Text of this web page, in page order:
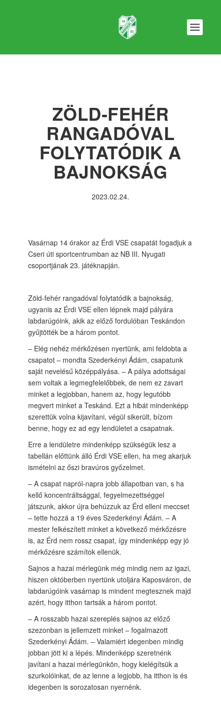
ZÖLD-FEHÉR
RANGADÓVAL
FOLYTATÓDIK A
BAJNOKSÁG
2023.02.24.
Vasárnap 14 órakor az Érdi VSE csapatát fogadjuk a
Cseri úti sportcentrumban az NB III. Nyugati
csoportjának 23. játéknapján.
Zöld-fehér rangadóval folytatódik a bajnokság,
ugyanis az Érdi VSE ellen lépnek majd pályára
labdarúgóink, akik az előző fordulóban Teskándon
gyűjtötték be a három pontot.
– Elég nehéz mérkőzésen nyertünk, ami feldobta a
csapatot – mondta Szederkényi Ádám, csapatunk
saját nevelésű középpályása. – A pálya adottságai
sem voltak a legmegfelelőbbek, de nem ez zavart
minket a legjobban, hanem az, hogy legutóbb
megvert minket a Teskánd. Ezt a hibát mindenképp
szerettük volna kijavítani, végül sikerült, bízom
benne, hogy ez ad egy lendületet a csapatnak.
Erre a lendületre mindenképp szükségük lesz a
tabellán előttünk álló Érdi VSE ellen, ha meg akarjuk
ismételni az őszi bravúros győzelmet.
– A csapat napról-napra jobb állapotban van, s ha
kellő koncentráltsággal, fegyelmezettséggel
játszunk, akkor újra behúzzuk az Érd elleni meccset
– tette hozzá a 19 éves Szederkényi Ádám. – A
mester felkészített minket a következő mérkőzésre
is, az Érd nem rossz csapat, így mindenképp egy jó
mérkőzésre számítok ellenük.
Sajnos a hazai mérlegünk még mindig nem az igazi,
hiszen októberben nyertünk utoljára Kaposváron, de
labdarúgóink vasárnap is mindent megtesznek majd
azért, hogy itthon tartsák a három pontot.
– A rosszabb hazai szereplés sajnos az előző
szezonban is jellemzett minket – fogalmazott
Szederkényi Ádám. – Valamiért idegenben mindig
jobban jött ki a lépés. Mindenképp szeretnénk
javítani a hazai mérlegünkön, hogy kielégítsük a
szurkolóinkat, de az lenne a legjobb, ha itthon is és
idegenben is sorozatosan nyernénk.